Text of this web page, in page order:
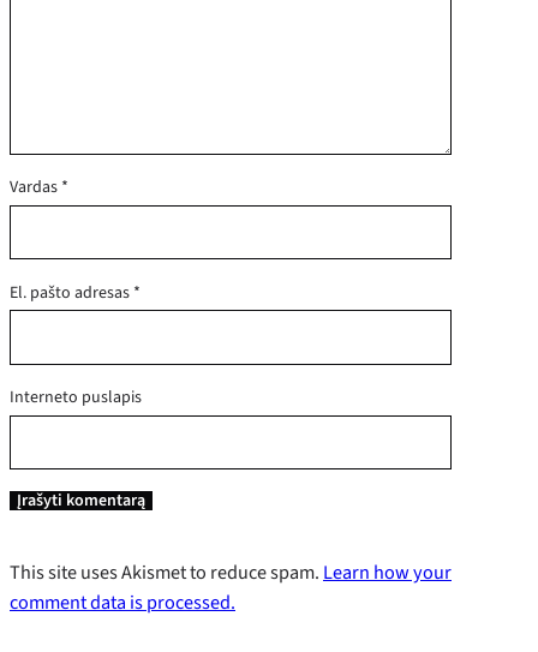
Vardas *
El. pašto adresas *
Interneto puslapis
This site uses Akismet to reduce spam. Learn how your
comment data is processed.